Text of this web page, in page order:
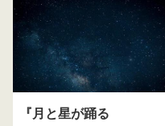
『月と星が踊る